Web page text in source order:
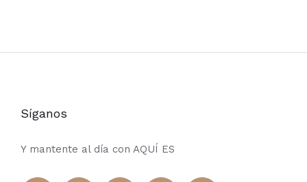
Síganos
Y mantente al día con AQUÍ ES